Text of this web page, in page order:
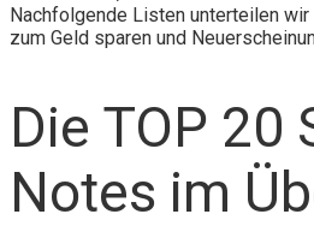
Nachfolgende Listen unterteilen
zum Geld sparen und
Die TOP 20
Notes im